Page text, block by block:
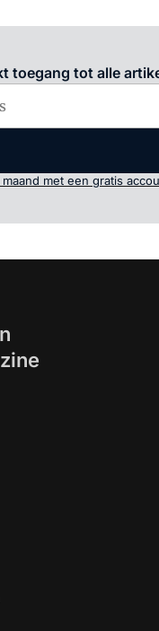
toegang tot alle
met een gratis